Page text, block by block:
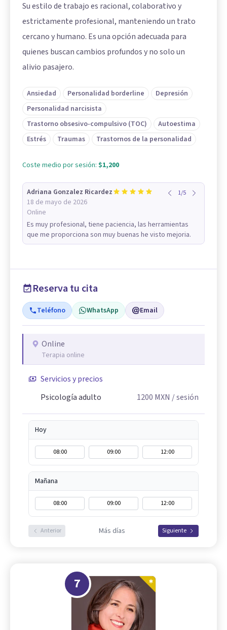
Su estilo de trabajo es racional, colaborativo y
estrictamente profesional, manteniendo un trato
cercano y humano. Es una opción adecuada para
quienes buscan cambios profundos y no solo un
alivio pasajero.
Ansiedad Personalidad borderline
Depresión
Personalidad narcisista
Trastorno obsesivo-compulsivo (TOC)
Autoestima
Estrés
Traumas Trastornos de la personalidad
Coste medio por sesión: $1,200
Adriana Gonzalez Ricardez
18 de mayo de 2026
Online
1/5
Es muy profesional, tiene paciencia, las herramientas
que me proporciona son muy buenas he visto mejoria.
Reserva tu cita
Teléfono WhatsApp Email
Online
Terapia online
Servicios y precios
Psicología adulto
1200 MXN / sesión
Hoy
08:00 09:00 12:00
Mañana
08:00 09:00 12:00
Anterior Más días Siguiente
7